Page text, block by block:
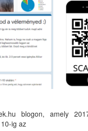
blogon, amely
ig az